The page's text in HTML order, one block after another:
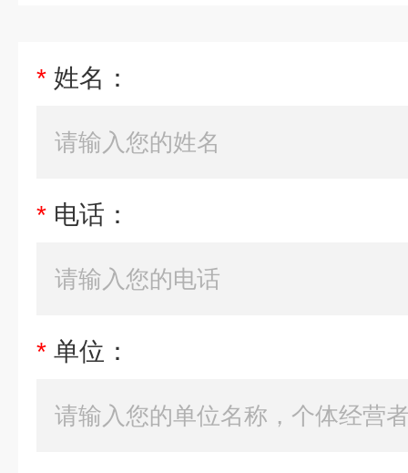
* 姓名：
* 电话：
* 单位：